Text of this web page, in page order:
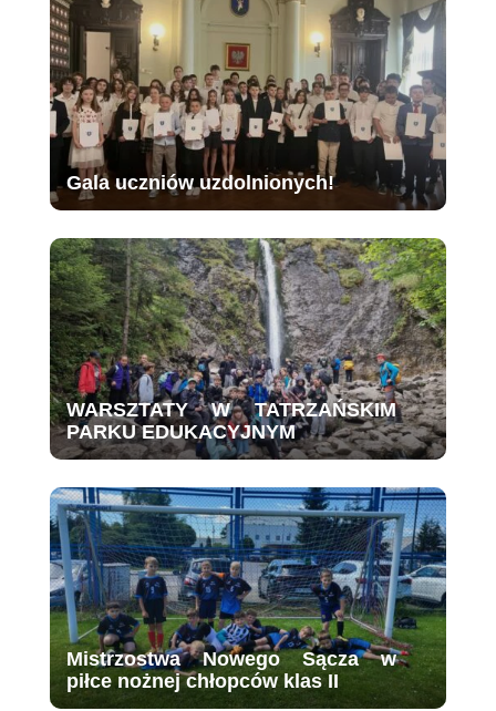
Gala uczniów uzdolnionych!
WARSZTATY W TATRZAŃSKIM
PARKU EDUKACYJNYM
Mistrzostwa Nowego Sącza w
piłce nożnej chłopców klas II